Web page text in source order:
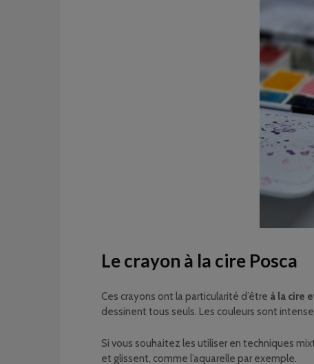
Le crayon à la cire Posca
Ces crayons ont la particularité d’être à la cire
dessinent tous seuls. Les couleurs sont
Si vous souhaitez les utiliser en techniques
et glissent, comme l’aquarelle par exemple.